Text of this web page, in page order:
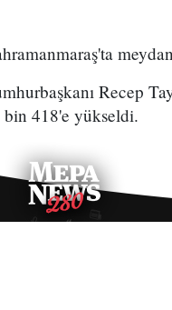
Recep
bin 418'e yükseldi.